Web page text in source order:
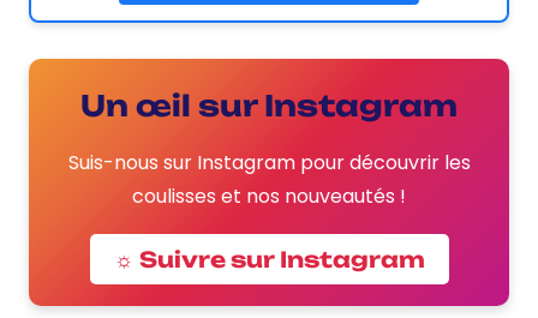
Un œil sur Instagram
Suis-nous sur Instagram pour découvrir les
coulisses et nos nouveautés !
☼ Suivre sur Instagram